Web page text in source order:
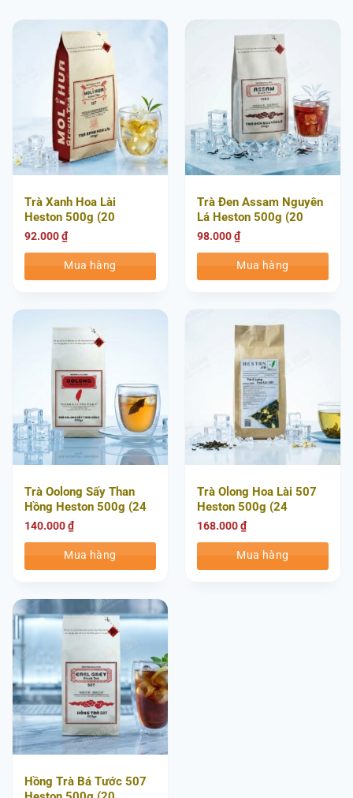
Trà Xanh Hoa Lài
Heston 500g (20
Gói/Thùng)
92.000₫
Mua hàng
Trà Đen Assam Nguyên
Lá Heston 500g (20
Gói/Thùng)
98.000₫
Mua hàng
Trà Oolong Sấy Than
Hồng Heston 500g (24
Túi/Thùng)
140.000₫
Mua hàng
Trà Olong Hoa Lài 507
Heston 500g (24
Túi/Thùng)
168.000₫
Mua hàng
Hồng Trà Bá Tước 507